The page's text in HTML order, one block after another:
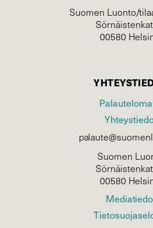
Suomen Luonto/
00580
Suomen
00580